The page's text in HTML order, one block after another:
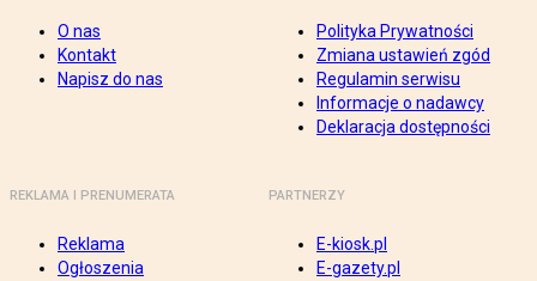
O nas
Kontakt
Napisz do nas
Polityka Prywatności
Zmiana ustawień zgód
Regulamin serwisu
Informacje o nadawcy
Deklaracja dostępności
REKLAMA I PRENUMERATA
Reklama
Ogłoszenia
PARTNERZY
E-kiosk.pl
E-gazety.pl